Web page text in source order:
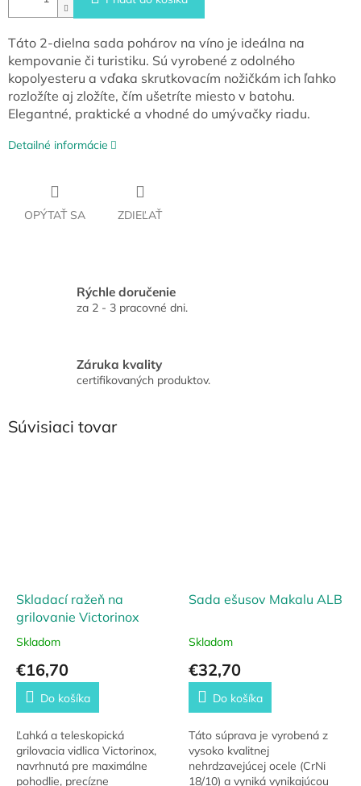
Táto 2-dielna sada pohárov na víno je ideálna na
kempovanie či turistiku. Sú vyrobené z odolného
kopolyesteru a vďaka skrutkovacím nožičkám ich ľahko
rozložíte aj zložíte, čím ušetríte miesto v batohu.
Elegantné, praktické a vhodné do umývačky riadu.
Detailné informácie
OPÝTAŤ SA ZDIEĽAŤ
Rýchle doručenie
za 2 - 3 pracovné dni.
Záruka kvality
certifikovaných produktov.
Súvisiaci tovar
Skladací ražeň na
grilovanie Victorinox
Skladom
€16,70
Do košíka
Ľahká a teleskopická
grilovacia vidlica Victorinox,
navrhnutá pre maximálne
pohodlie, precízne
Sada ešusov Makalu ALB
Skladom
€32,70
Do košíka
Táto súprava je vyrobená z
vysoko kvalitnej
nehrdzavejúcej ocele (CrNi
18/10) a vyniká vynikajúcou